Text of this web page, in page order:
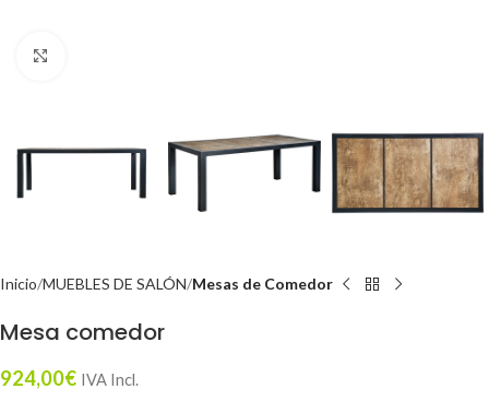
Inicio MUEBLES DE SALÓN Mesas de Comedor
Mesa comedor
924,00€ IVA Incl.